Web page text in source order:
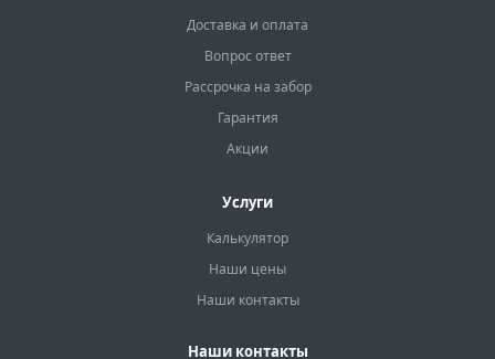
Доставка и оплата
Вопрос ответ
Рассрочка на забор
Гарантия
Акции
Услуги
Калькулятор
Наши цены
Наши контакты
Наши контакты